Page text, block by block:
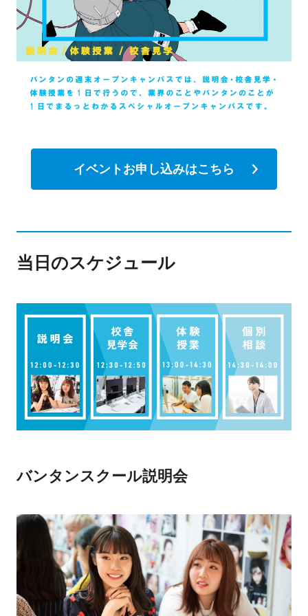
イベントお申し込みはこちら
当日のスケジュール
バンタンスクール説明会